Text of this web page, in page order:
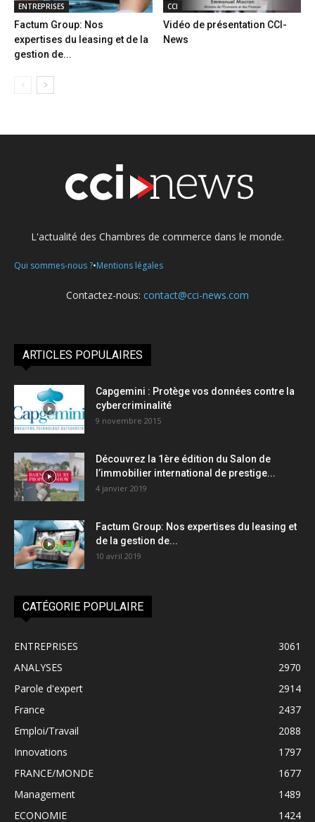
ENTREPRISES
Factum Group: Nos
expertises du leasing et de la
gestion de...
CCI
Vidéo de présentation CCI-
News
L'actualité des Chambres de commerce dans le monde.
Qui sommes-nous ?•Mentions légales
Contactez-nous: contact@cci-news.com
ARTICLES POPULAIRES
Capgemini : Protège vos données contre la
cybercriminalité
9 novembre 2015
Découvrez la 1ère édition du Salon de
l’immobilier international de prestige...
4 janvier 2019
Factum Group: Nos expertises du leasing et
de la gestion de...
10 avril 2019
CATÉGORIE POPULAIRE
ENTREPRISES
3061
ANALYSES
2970
Parole d'expert
2914
France
2437
Emploi/Travail
2088
Innovations
1797
FRANCE/MONDE
1677
Management
1489
ECONOMIE
1424